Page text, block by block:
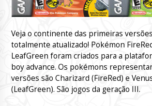
Veja o continente das primeiras
totalmente atualizado! Pokémon
LeafGreen foram criados para a
boy advance. Os pokémons
versões são Charizard (FireRed) e
(LeafGreen). São jogos da geração III.